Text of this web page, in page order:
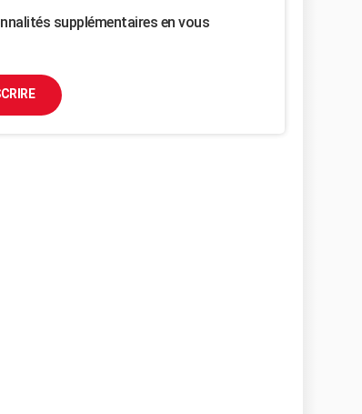
supplémentaires en vous